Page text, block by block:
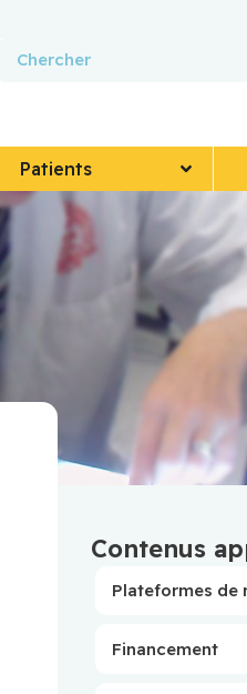
Patients
Contenus
Plateformes de
Financement